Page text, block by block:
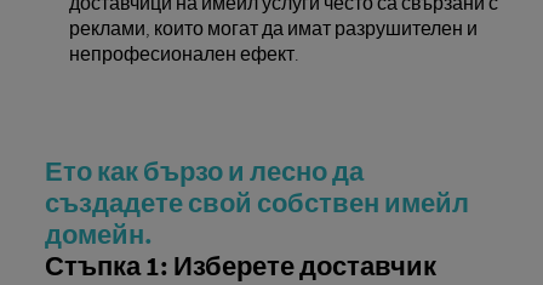
реклами, които могат да имат разрушителен и
непрофесионален ефект.
Ето как бързо и лесно да
създадете свой собствен имейл
домейн.
Стъпка 1: Изберете доставчик